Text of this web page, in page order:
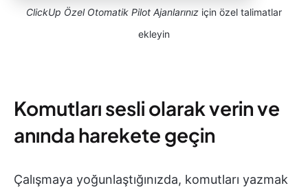
ClickUp Özel Otomatik Pilot Ajanlarınız için özel talimatlar
ekleyin
Komutları sesli olarak verin ve
anında harekete geçin
Çalışmaya yoğunlaştığınızda, komutları yazmak